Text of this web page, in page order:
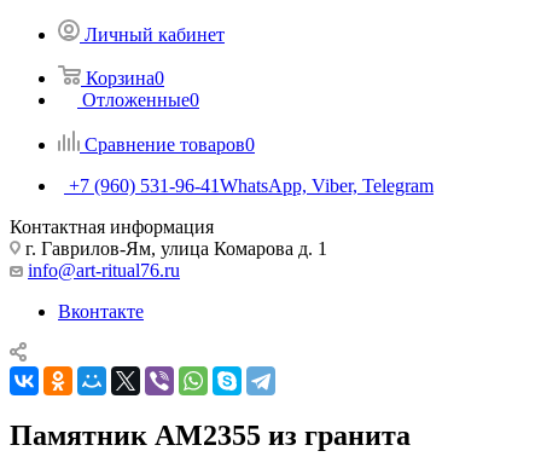
Личный кабинет
Корзина0
Отложенные0
Сравнение товаров0
+7 (960) 531-96-41WhatsApp, Viber, Telegram
Контактная информация
г. Гаврилов-Ям, улица Комарова д. 1
info@art-ritual76.ru
Вконтакте
Памятник AM2355 из гранита